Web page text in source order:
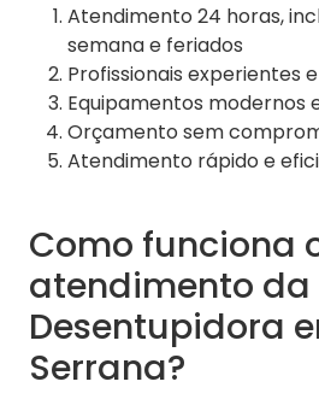
Atendimento 24 horas,
semana e feriados
Profissionais experientes
Equipamentos modernos
Orçamento sem
Atendimento rápido e
Como funciona
atendimento da
Desentupidora
Serrana?